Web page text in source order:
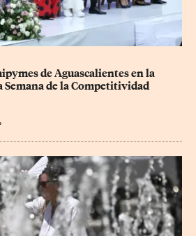
de Aguascalientes en la
Semana de la Competitividad